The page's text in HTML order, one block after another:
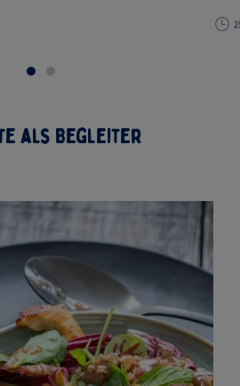
als Begleiter